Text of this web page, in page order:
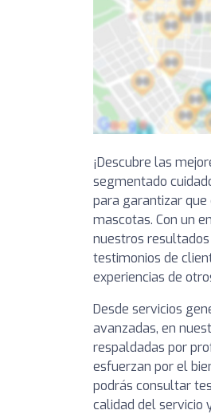
¡Descubre las
segmentado
para garantizar
mascotas. Con un
nuestros
testimonios de
experiencias de
Desde servicios
avanzadas, en
respaldadas por
esfuerzan por el
podrás consultar
calidad del servicio